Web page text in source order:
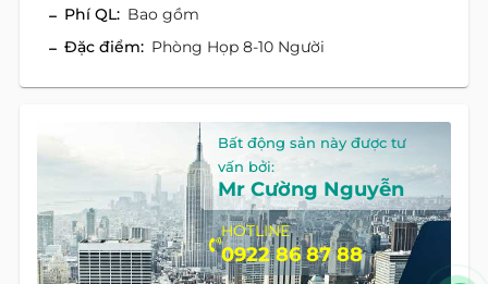
Phí QL: Bao gồm
Đặc điểm: Phòng Họp 8-10 Người
Bất động sản này được tư
vấn bởi:
Mr Cường Nguyễn
HOTLINE
0922 86 87 88